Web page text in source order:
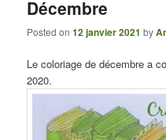
Décembre
Posted on12 janvier 2021 by
Le coloriage de décembre a
2020.